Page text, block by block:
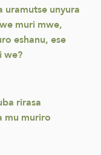
unyura
muri mwe,
eshanu, ese
we?
rirasa
mu muriro